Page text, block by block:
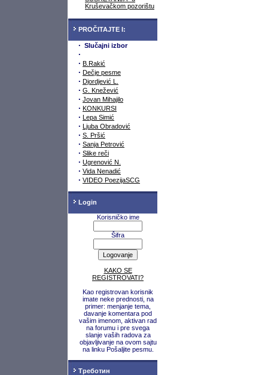
Kruševačkom pozorištu
PROČITAJTE I:
· Slučajni izbor
·
· B.Rakić
· Dečje pesme
· Djordjević L.
· G. Knežević
· Jovan Mihajilo
· KONKURSI
· Lepa Simić
· Ljuba Obradović
· S. Pršić
· Sanja Petrović
· Slike reči
· Ugrenović N.
· Vida Nenadić
· VIDEO PoezijaSCG
Login
Korisničko ime
Šifra
KAKO SE
REGISTROVATI?
Kao registrovan korisnik
imate neke prednosti, na
primer: menjanje tema,
davanje komentara pod
vašim imenom, aktivan rad
na forumu i pre svega
slanje vaših radova za
objavljivanje na ovom sajtu
na linku Pošaljite pesmu.
Треботин